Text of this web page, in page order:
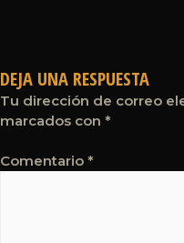
DEJA UNA RESPUESTA
Tu dirección de correo
marcados con *
Comentario *